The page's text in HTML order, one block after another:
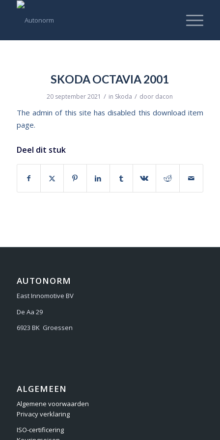
SKODA OCTAVIA 2001
20 september 2021 / in Skoda / door dacon
The admin of this site has disabled this download item
page.
Deel dit stuk
AUTONORM
East Innomotive BV
De Aa 29
6923 BK Groessen
ALGEMEEN
Algemene voorwaarden
Privacy verklaring
ISO-certificering